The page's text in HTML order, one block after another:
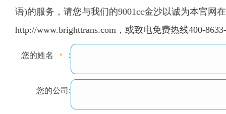
语)的服务，请您与我们的9001cc金沙以诚为本官网
http://www.brighttrans.com，或致电免费热线400-
您的姓名 :
您的公司: